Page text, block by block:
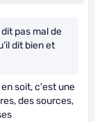
pas mal de
dit bien et
soit, c'est une
des sources,